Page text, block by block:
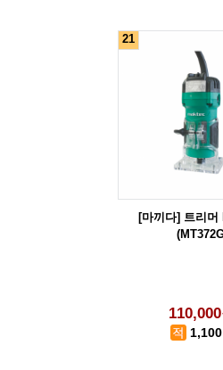
21
[마끼다] 트리머
1,100